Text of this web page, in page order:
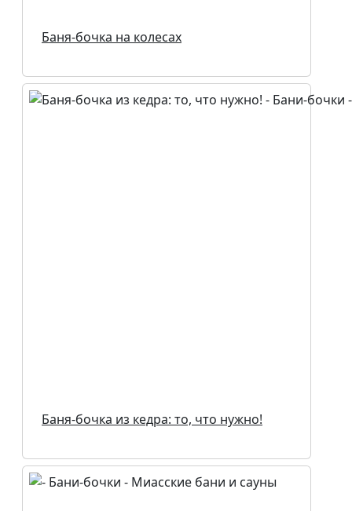
Баня-бочка на колесах
Баня-бочка из кедра: то, что нужно!